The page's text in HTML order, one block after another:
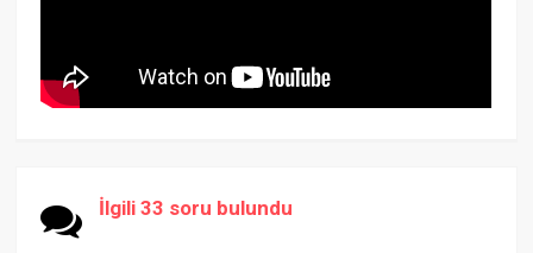
İlgili 33 soru bulundu